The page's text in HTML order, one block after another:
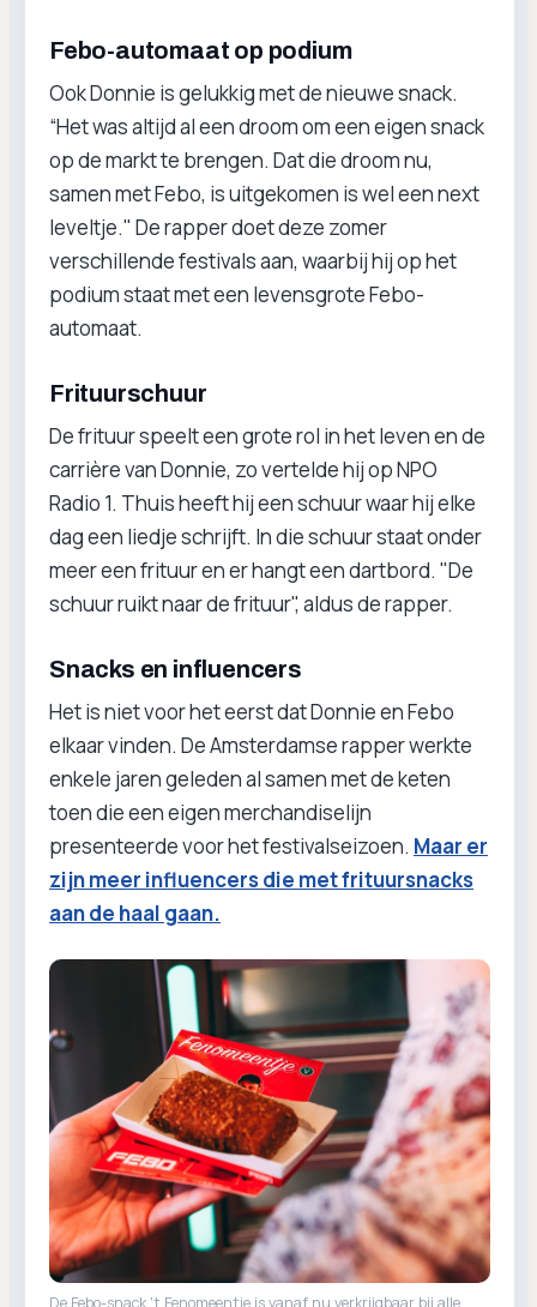
Febo-automaat op podium
Ook Donnie is gelukkig met de nieuwe snack.
“Het was altijd al een droom om een eigen snack
op de markt te brengen. Dat die droom nu,
samen met Febo, is uitgekomen is wel een next
leveltje." De rapper doet deze zomer
verschillende festivals aan, waarbij hij op het
podium staat met een levensgrote Febo-
automaat.
Frituurschuur
De frituur speelt een grote rol in het leven en de
carrière van Donnie, zo vertelde hij op NPO
Radio 1. Thuis heeft hij een schuur waar hij elke
dag een liedje schrijft. In die schuur staat onder
meer een frituur en er hangt een dartbord. "De
schuur ruikt naar de frituur", aldus de rapper.
Snacks en influencers
Het is niet voor het eerst dat Donnie en Febo
elkaar vinden. De Amsterdamse rapper werkte
enkele jaren geleden al samen met de keten
toen die een eigen merchandiselijn
presenteerde voor het festivalseizoen. Maar er
zijn meer influencers die met frituursnacks
aan de haal gaan.
De Febo-snack 't Fenomeentje is vanaf nu verkrijgbaar bij alle